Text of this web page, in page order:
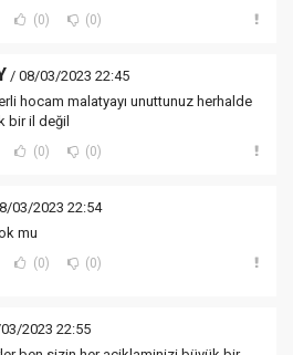
(0) (0)
/ 08/03/2023 22:45
hocam malatyayı unuttunuz herhalde
bir il değil
(0) (0)
03/2023 22:54
mu
(0) (0)
2023 22:55